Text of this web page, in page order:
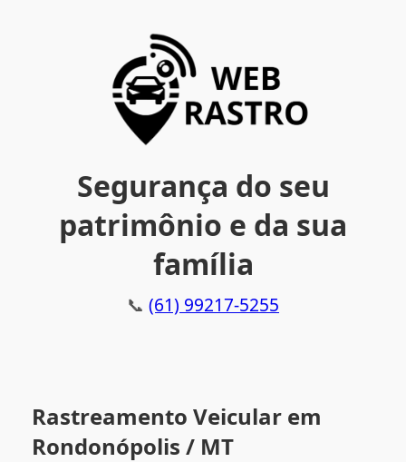
Segurança do seu
patrimônio e da sua
família
📞 (61) 99217-5255
Rastreamento Veicular em
Rondonópolis / MT